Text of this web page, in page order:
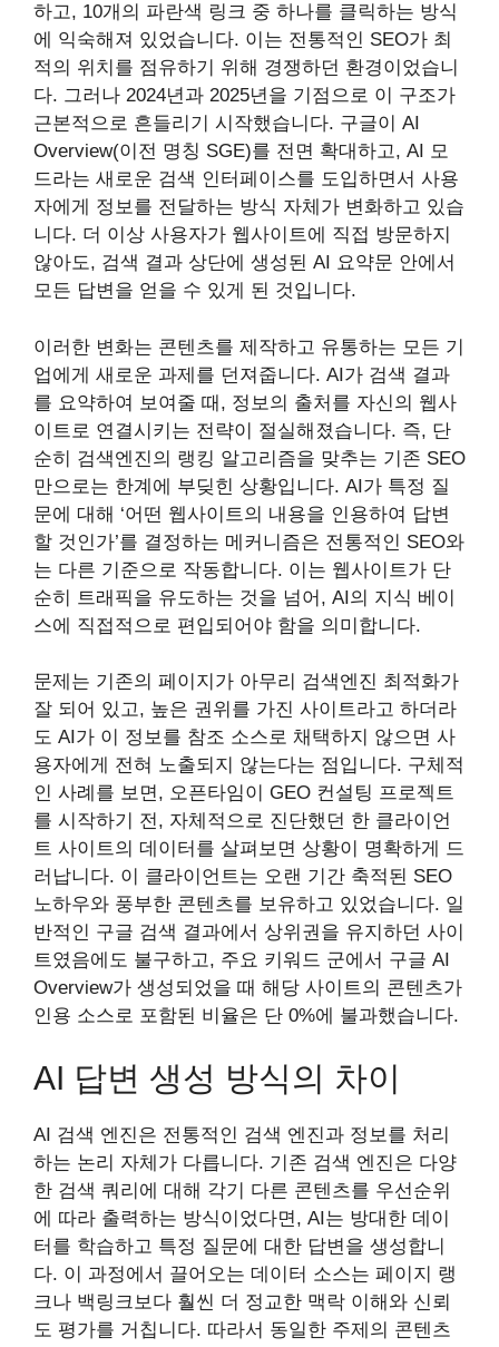
하고, 10개의 파란색 링크 중 하나를 클릭하는 방식
에 익숙해져 있었습니다. 이는 전통적인 SEO가 최
적의 위치를 점유하기 위해 경쟁하던 환경이었습니
다. 그러나 2024년과 2025년을 기점으로 이 구조가
근본적으로 흔들리기 시작했습니다. 구글이 AI
Overview(이전 명칭 SGE)를 전면 확대하고, AI 모
드라는 새로운 검색 인터페이스를 도입하면서 사용
자에게 정보를 전달하는 방식 자체가 변화하고 있습
니다. 더 이상 사용자가 웹사이트에 직접 방문하지
않아도, 검색 결과 상단에 생성된 AI 요약문 안에서
모든 답변을 얻을 수 있게 된 것입니다.
이러한 변화는 콘텐츠를 제작하고 유통하는 모든 기
업에게 새로운 과제를 던져줍니다. AI가 검색 결과
를 요약하여 보여줄 때, 정보의 출처를 자신의 웹사
이트로 연결시키는 전략이 절실해졌습니다. 즉, 단
순히 검색엔진의 랭킹 알고리즘을 맞추는 기존 SEO
만으로는 한계에 부딪힌 상황입니다. AI가 특정 질
문에 대해 ‘어떤 웹사이트의 내용을 인용하여 답변
할 것인가’를 결정하는 메커니즘은 전통적인 SEO와
는 다른 기준으로 작동합니다. 이는 웹사이트가 단
순히 트래픽을 유도하는 것을 넘어, AI의 지식 베이
스에 직접적으로 편입되어야 함을 의미합니다.
문제는 기존의 페이지가 아무리 검색엔진 최적화가
잘 되어 있고, 높은 권위를 가진 사이트라고 하더라
도 AI가 이 정보를 참조 소스로 채택하지 않으면 사
용자에게 전혀 노출되지 않는다는 점입니다. 구체적
인 사례를 보면, 오픈타임이 GEO 컨설팅 프로젝트
를 시작하기 전, 자체적으로 진단했던 한 클라이언
트 사이트의 데이터를 살펴보면 상황이 명확하게 드
러납니다. 이 클라이언트는 오랜 기간 축적된 SEO
노하우와 풍부한 콘텐츠를 보유하고 있었습니다. 일
반적인 구글 검색 결과에서 상위권을 유지하던 사이
트였음에도 불구하고, 주요 키워드 군에서 구글 AI
Overview가 생성되었을 때 해당 사이트의 콘텐츠가
인용 소스로 포함된 비율은 단 0%에 불과했습니다.
AI 답변 생성 방식의 차이
AI 검색 엔진은 전통적인 검색 엔진과 정보를 처리
하는 논리 자체가 다릅니다. 기존 검색 엔진은 다양
한 검색 쿼리에 대해 각기 다른 콘텐츠를 우선순위
에 따라 출력하는 방식이었다면, AI는 방대한 데이
터를 학습하고 특정 질문에 대한 답변을 생성합니
다. 이 과정에서 끌어오는 데이터 소스는 페이지 랭
크나 백링크보다 훨씬 더 정교한 맥락 이해와 신뢰
도 평가를 거칩니다. 따라서 동일한 주제의 콘텐츠